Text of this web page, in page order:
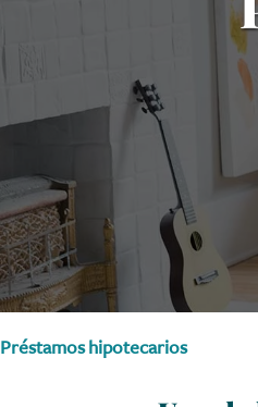
Préstamos hipotecarios